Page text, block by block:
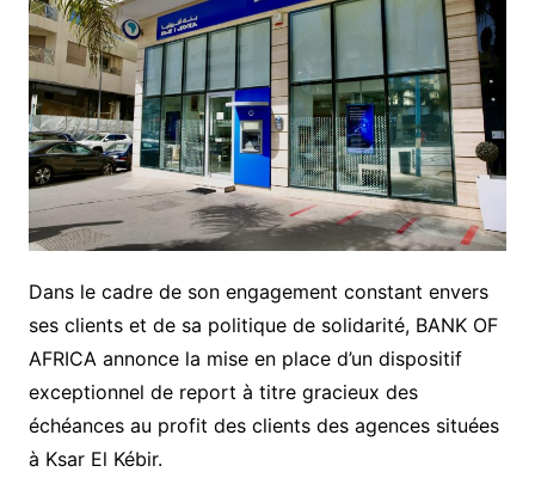
Dans le cadre de son engagement constant envers
ses clients et de sa politique de solidarité, BANK OF
AFRICA annonce la mise en place d’un dispositif
exceptionnel de report à titre gracieux des
échéances au profit des clients des agences situées
à Ksar El Kébir.